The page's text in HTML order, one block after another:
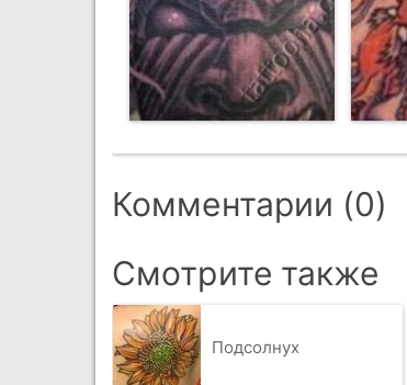
Комментарии (0)
Смотрите также
Подсолнух